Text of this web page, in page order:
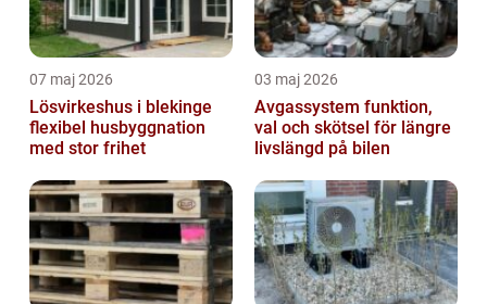
07 maj 2026
Lösvirkeshus i blekinge
flexibel husbyggnation
med stor frihet
03 maj 2026
Avgassystem funktion,
val och skötsel för längre
livslängd på bilen